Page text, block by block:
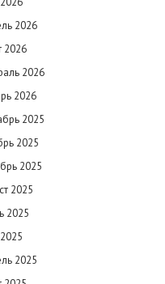
2026
2026
2026
2026
2025
2025
2025
2025
2025
2025